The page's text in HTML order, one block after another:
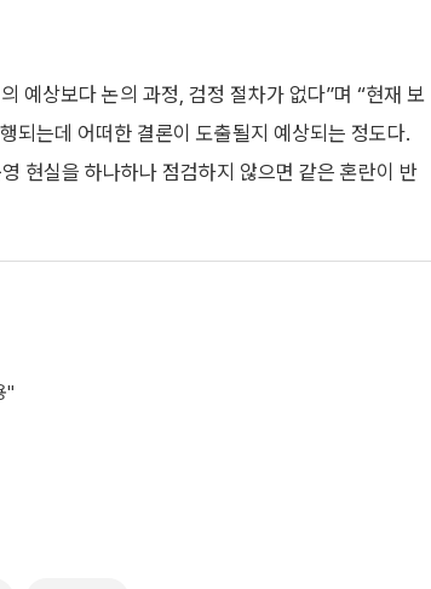
예상보다 논의 과정, 검정 절차가 없다”며 “현재 보
되는데 어떠한 결론이 도출될지 예상되는 정도다.
현실을 하나하나 점검하지 않으면 같은 혼란이 반
"